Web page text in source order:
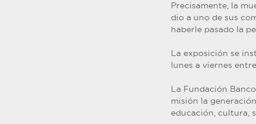
Precisamente, la
dio a uno de sus
haberle pasado la
La exposición se
lunes a viernes
La Fundación
misión la
educación, cultura,